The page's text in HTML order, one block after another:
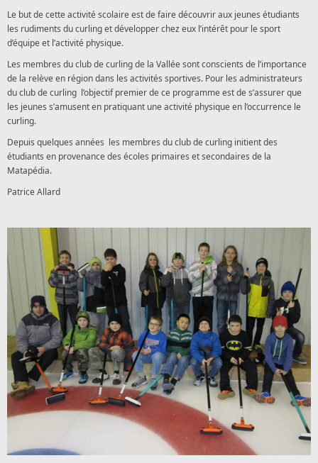
Le but de cette activité scolaire est de faire découvrir aux jeunes étudiants
les rudiments du curling et développer chez eux l’intérêt pour le sport
d’équipe et l’activité physique.
Les membres du club de curling de la Vallée sont conscients de l’importance
de la relève en région dans les activités sportives. Pour les administrateurs
du club de curling l’objectif premier de ce programme est de s’assurer que
les jeunes s’amusent en pratiquant une activité physique en l’occurrence le
curling.
Depuis quelques années les membres du club de curling initient des
étudiants en provenance des écoles primaires et secondaires de la
Matapédia.
Patrice Allard